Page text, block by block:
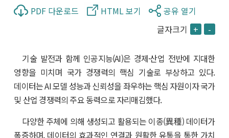
PDF 다운로드 HTML 보기
공유 열기
글자크기 + -
기술 발전과 함께 인공지능(AI)은 경제·산업 전반에 지대한
영향을 미치며 국가 경쟁력의 핵심 기술로 부상하고 있다.
데이터는 AI 모델 성능과 신뢰성을 좌우하는 핵심 자원이자 국가
및 산업 경쟁력의 주요 동력으로 자리매김했다.
다양한 주체에 의해 생성되고 활용되는 이종(異種) 데이터가
폭증하며, 데이터의 효과적인 연결과 원활한 유통을 통한 가치